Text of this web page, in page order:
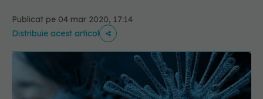
Publicat pe 04 mar 2020, 17:14
Distribuie acest articol